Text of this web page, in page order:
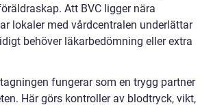
Att BVC ligger nära
lokaler med vårdcentralen underlättar
behöver läkarbedömning eller extra
fungerar som en trygg partner
Här görs kontroller av blodtryck, vikt,